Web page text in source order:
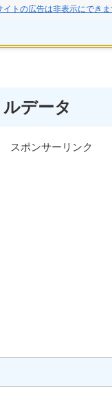
イトの広告は非表示にできま
データ
スポンサーリンク